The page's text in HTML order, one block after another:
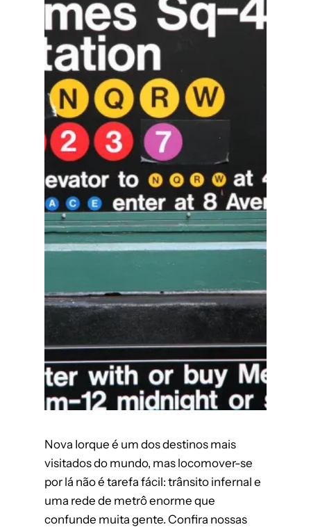
Nova Iorque é um dos destinos mais
visitados do mundo, mas locomover-se
por lá não é tarefa fácil: trânsito infernal e
uma rede de metrô enorme que
confunde muita gente. Confira nossas